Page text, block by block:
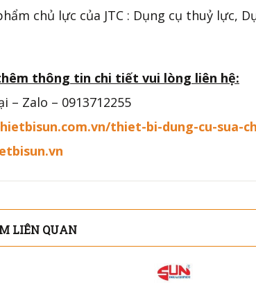
chủ lực của JTC : Dụng cụ thuỷ lực,
thông tin chi tiết vui lòng liên hệ:
– Zalo – 0913712255
thiet-bi-dung-cu-sua-
LIÊN QUAN